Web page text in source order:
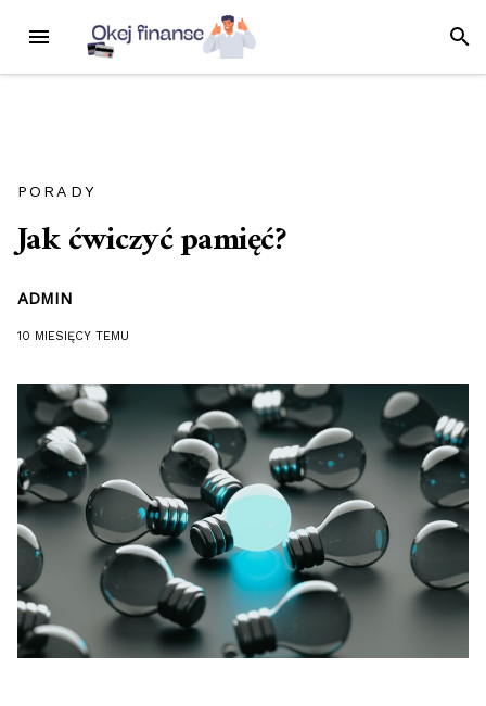
treści
MENU
PORADY
Jak ćwiczyć pamięć?
ADMIN
10 MIESIĘCY TEMU